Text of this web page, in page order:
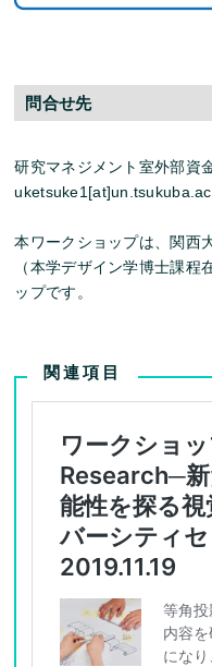
問合せ先
研究マネジメント室外部資
本ワークショップは、関西
（本学デザイン学博士課程
ップです。
関連項目